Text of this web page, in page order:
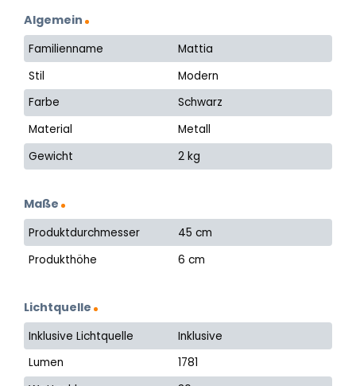
Algemein
Familienname
Mattia
Stil
Modern
Farbe
Schwarz
Material
Metall
Gewicht
2 kg
Maße
Produktdurchmesser
45 cm
Produkthöhe
6 cm
Lichtquelle
Inklusive Lichtquelle
Inklusive
Lumen
1781